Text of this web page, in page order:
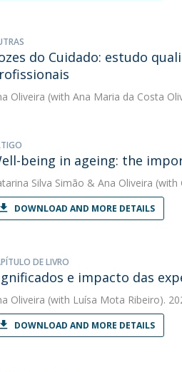
do Cuidado: estudo
Oliveira (with Ana Maria da Costa
being in ageing: the
Silva Simão & Ana Oliveira (with
DOWNLOAD AND MORE DETAILS
DE LIVRO
e impacto das
Oliveira (with Luísa Mota Ribeiro).
DOWNLOAD AND MORE DETAILS